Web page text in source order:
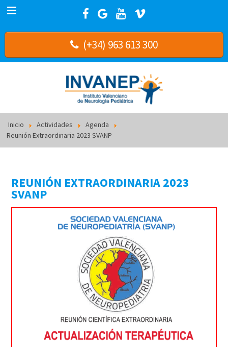
(+34) 963 613 300
Inicio Actividades
Agenda
Reunión Extraordinaria 2023 SVANP
REUNIÓN EXTRAORDINARIA 2023
SVANP